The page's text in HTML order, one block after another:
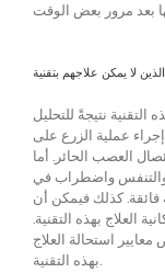
نتيجةً للتحليل
عملية الزرع على
العصب الحائر. أما
والتنفس واضطراب في
كذلك فيمكن أن
العلاج بهذه التقنية.
استحالة العلاج
بهذه التقنية.